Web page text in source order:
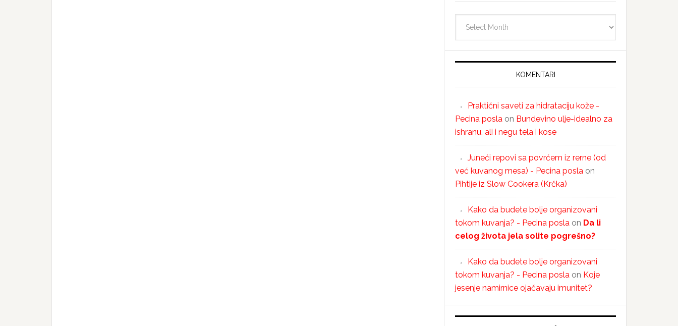
KOMENTARI
Praktični saveti za hidrataciju kože -
Pecina posla on Bundevino ulje-idealno za
ishranu, ali i negu tela i kose
Juneći repovi sa povrćem iz rerne (od
već kuvanog mesa) - Pecina posla on
Pihtije iz Slow Cookera (Krčka)
Kako da budete bolje organizovani
tokom kuvanja? - Pecina posla on Da li
celog života jela solite pogrešno?
Kako da budete bolje organizovani
tokom kuvanja? - Pecina posla on Koje
jesenje namirnice ojačavaju imunitet?